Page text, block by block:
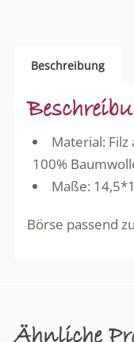
Beschreibung
Material:
100%
Maße:
Börse passend